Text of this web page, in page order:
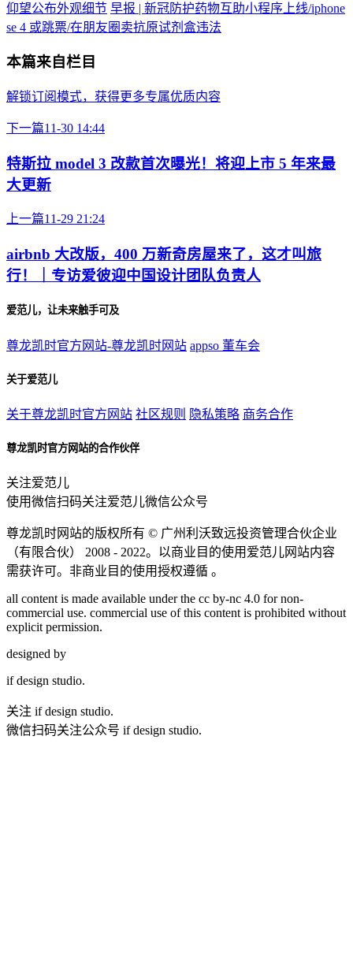
仰望公布外观细节 早报 | 新冠防护药物互助小程序上线/iphone
se 4 或跳票/在朋友圈卖抗原试剂盒违法
本篇来自栏目
解锁订阅模式，获得更多专属优质内容
下一篇11-30 14:44
特斯拉 model 3 改款首次曝光！将迎上市 5 年来最
大更新
上一篇11-29 21:24
airbnb 大改版，400 万新奇房屋来了，这才叫旅
行！｜专访爱彼迎中国设计团队负责人
爱范儿，让未来触手可及
尊龙凯时官方网站-尊龙凯时网站 appso 董车会
关于爱范儿
关于尊龙凯时官方网站 社区规则 隐私策略 商务合作
尊龙凯时官方网站的合作伙伴
关注爱范儿
使用微信扫码关注爱范儿微信公众号
尊龙凯时网站的版权所有 © 广州利沃致远投资管理合伙企业
（有限合伙）
2008 - 2022。以商业目的使用爱范儿网站内容
需获许可。非商业目的使用授权遵循 。
all content is made available under the cc by-nc 4.0 for non-
commercial use. commercial use of this content is prohibited without
explicit permission.
designed by
if design studio.
关注 if design studio.
微信扫码关注公众号 if design studio.